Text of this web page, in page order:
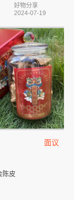
好物分享
2024-07-19
面议
陈皮